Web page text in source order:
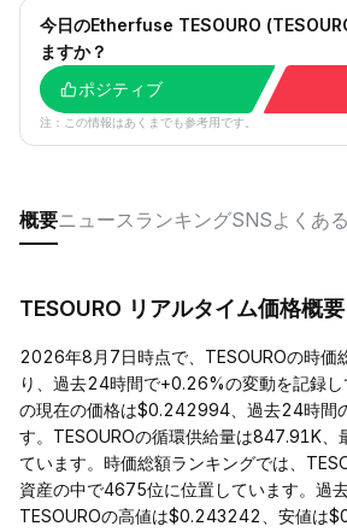
今日のEtherfuse TESOURO
ますか？
ポジティブ
注：この情報はあくまでも参考用です。
概要ニュース ランキングSNSよくあ
TESOURO リアルタイム価格概要
2026年8月7日時点で、TESOUROの時価
り、過去24時間で+0.26%の変動を記録し
の現在の価格は$0.242994、過去24時間
す。TESOUROの循環供給量は847.91K
ています。時価総額ランキングでは、
資産の中で4675位に位置しています。過
TESOUROの高値は$0.243242、安値は